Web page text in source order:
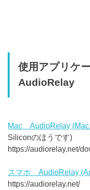
使用アプリケ
AudioRelay
Mac AudioRelay (Mac
Siliconのほうです)
https://audiorelay.net/
スマホ AudioRelay
https://audiorelay.net/